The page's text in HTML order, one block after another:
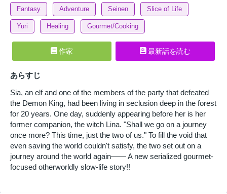
Fantasy Adventure Seinen Slice of Life
Yuri Healing Gourmet/Cooking
作家 最新話を読む
あらすじ
Sia, an elf and one of the members of the party that defeated
the Demon King, had been living in seclusion deep in the forest
for 20 years. One day, suddenly appearing before her is her
former companion, the witch Lina. "Shall we go on a journey
once more? This time, just the two of us." To fill the void that
even saving the world couldn't satisfy, the two set out on a
journey around the world again―― A new serialized gourmet-
focused otherworldly slow-life story!!